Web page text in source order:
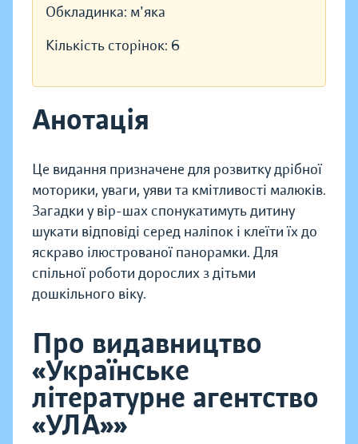
Обкладинка: м'яка
Кількість сторінок: 6
Анотація
Це видання призначене для розвитку дрібної
моторики, уваги, уяви та кмітливості малюків.
Загадки у вір-шах спонукатимуть дитину
шукати відповіді серед наліпок і клеїти їх до
яскраво ілюстрованої панорамки. Для
спільної роботи дорослих з дітьми
дошкільного віку.
Про видавництво
«Українське
літературне агентство
«УЛА»»